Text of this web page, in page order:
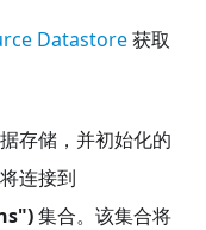
Datastore获取
存储，并初始化的
连接到
集合。该集合将